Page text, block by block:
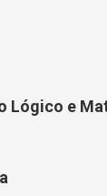
Lógico e